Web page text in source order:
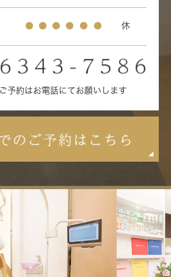
● ● ● ● ● ● 休
予約はお電話にてお願いします